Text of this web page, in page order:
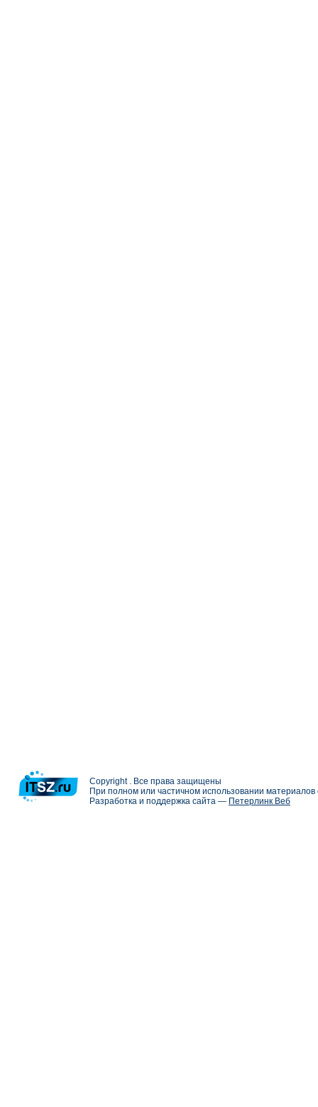
Copyright . Все права защищены
При полном или частичном использовании
Разработка и поддержка сайта — Петерлинк Веб